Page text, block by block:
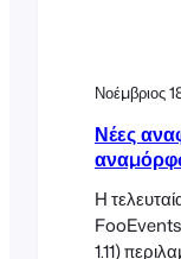
Νοέμβριος
Νέες
Η
1.11)